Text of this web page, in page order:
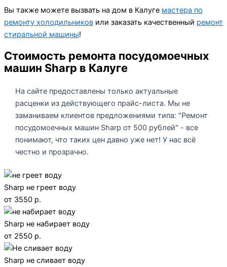
Вы также можете вызвать на дом в Калуге мастера по
ремонту холодильников или заказать качественный ремонт
стиральной машины!
Стоимость ремонта посудомоечных
машин Sharp в Калуге
На сайте предоставлены только актуальные
расценки из действующего прайс-листа. Мы не
заманиваем клиентов предложениями типа: "Ремонт
посудомоечных машин Sharp от 500 рублей" - все
понимают, что таких цен давно уже нет! У нас всё
честно и прозрачно.
Sharp не греет воду
от 3550 р.
Sharp не набирает воду
от 2550 р.
Sharp не сливает воду